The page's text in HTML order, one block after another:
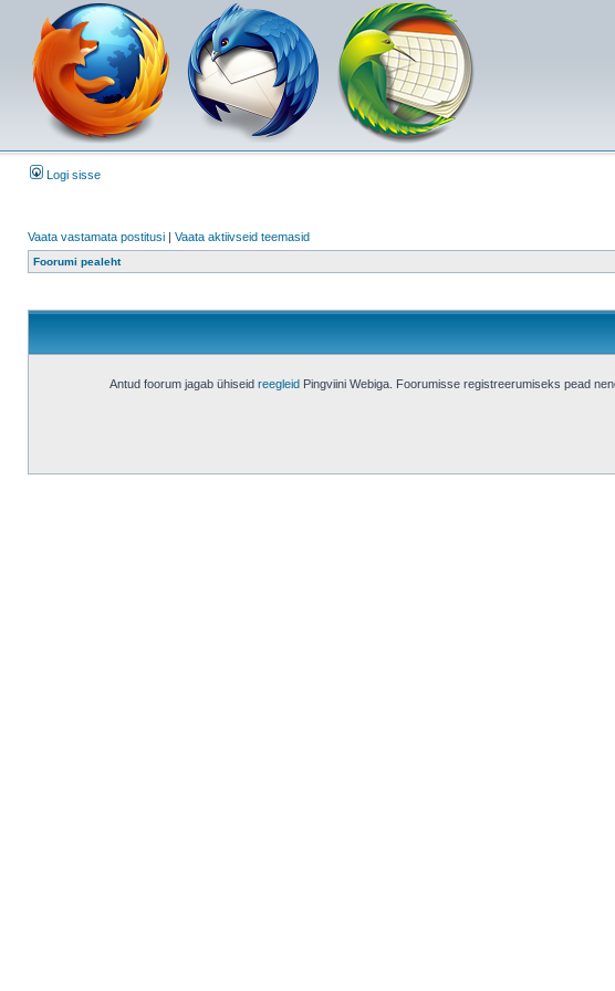
Logi sisse
Vaata vastamata postitusi | Vaata aktiivseid teemasid
Foorumi pealeht
Antud foorum jagab ühiseid reegleidPingviini Webiga. Foorumisse registreerumiseks pead